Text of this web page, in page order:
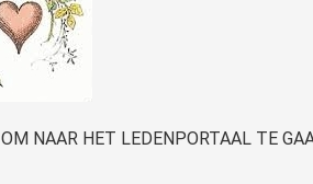
OM NAAR HET LEDENPORTAAL TE